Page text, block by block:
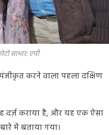
साभार: एपी
करने वाला पहला दक्षिण
कराया है, और यह एक ऐसा
में बताया गया।